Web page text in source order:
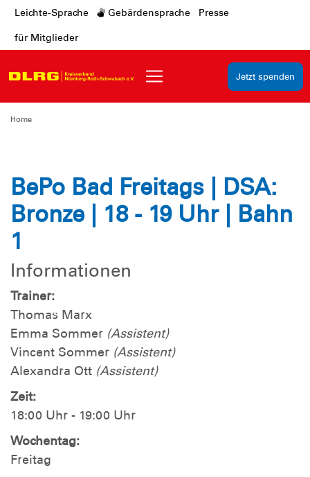
Leichte-Sprache Gebärdensprache Presse
für Mitglieder
Jetzt spenden
Home
BePo Bad Freitags | DSA:
Bronze | 18 - 19 Uhr | Bahn
1
Informationen
Trainer:
Thomas Marx
Emma Sommer (Assistent)
Vincent Sommer (Assistent)
Alexandra Ott (Assistent)
Zeit:
18:00 Uhr - 19:00 Uhr
Wochentag:
Freitag